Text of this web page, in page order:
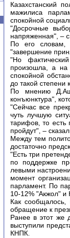
Казахстанский
мажилиса
спокойной
"Досрочные
напряженная", –
По его словам,
"завершение
"Но
произошла, а
спокойной
до такой степени
По мнению
конъюнктура",
"Сейчас все
чуть лучшую
тарифов, то есть
пройдут", –
Между тем
достаточно
"Есть три
по поддержке
левыми
момент
парламент. По
10-12% "Акжол" и
Как сообщалось,
обращение к
Ранее в этот же
выступили
КНПК.